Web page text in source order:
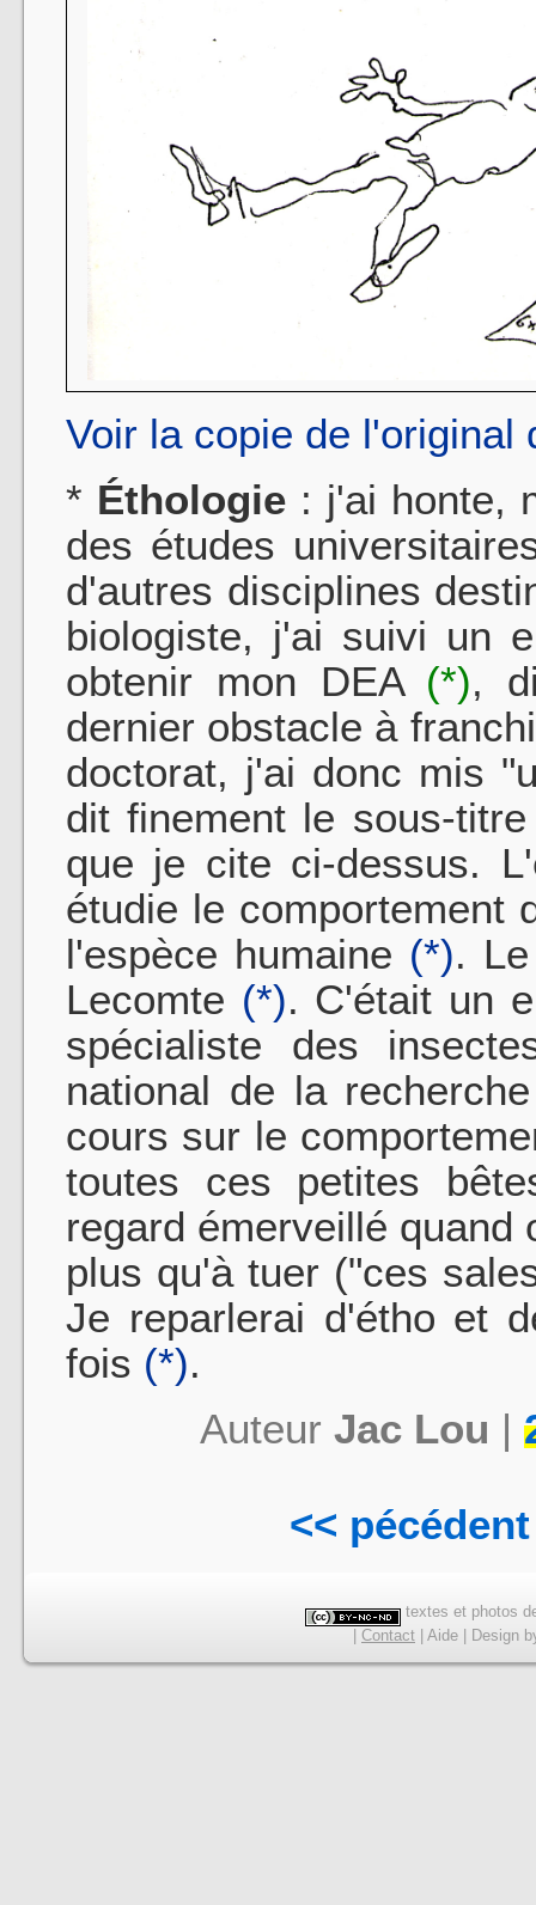
Voir la copie de l'original
* Éthologie : j'ai honte,
des études
d'autres disciplines
biologiste, j'ai suivi un
obtenir mon DEA (*),
dernier obstacle à
doctorat, j'ai donc mis
dit finement le sous-
que je cite ci-dessus.
étudie le comportement
l'espèce humaine (*).
Lecomte (*). C'était un
spécialiste des
national de la
cours sur le
toutes ces petites
regard émerveillé quand
plus qu'à tuer ("ces
Je reparlerai d'étho et
fois (*).
AuteurJac Lou |
<< pécédent
textes et photos
Contact Aide Design